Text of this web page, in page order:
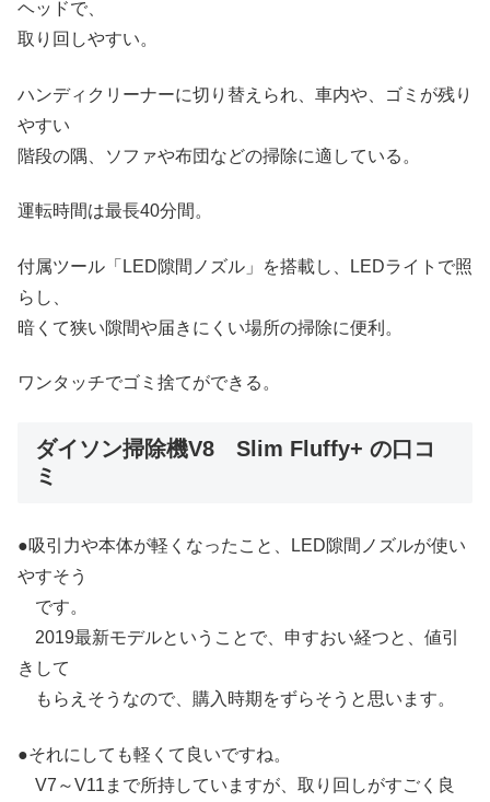
ヘッドで、
取り回しやすい。
ハンディクリーナーに切り替えられ、車内や、ゴミが残り
やすい
階段の隅、ソファや布団などの掃除に適している。
運転時間は最長40分間。
付属ツール「LED隙間ノズル」を搭載し、LEDライトで照
らし、
暗くて狭い隙間や届きにくい場所の掃除に便利。
ワンタッチでゴミ捨てができる。
ダイソン掃除機V8 Slim Fluffy+ の口コ
ミ
●吸引力や本体が軽くなったこと、LED隙間ノズルが使い
やすそう
です。
2019最新モデルということで、申すおい経つと、値引
きして
もらえそうなので、購入時期をずらそうと思います。
●それにしても軽くて良いですね。
V7～V11まで所持していますが、取り回しがすごく良